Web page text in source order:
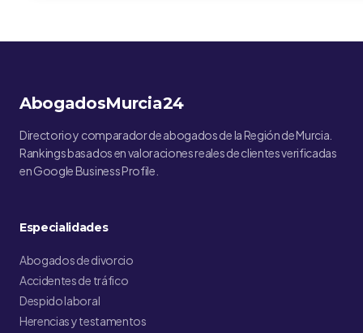
AbogadosMurcia24
Directorio y comparador de abogados de la Región de Murcia.
Rankings basados en valoraciones reales de clientes verificadas
en Google Business Profile.
Especialidades
Abogados de divorcio
Accidentes de tráfico
Despido laboral
Herencias y testamentos